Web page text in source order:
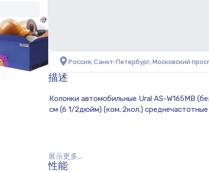
Россия, Санкт-Петербург, Московский
描述
展示更多...
性能